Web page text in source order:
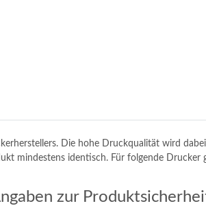
Die hohe Druckqualität wird
mindestens identisch. Für folgende Drucker
zur